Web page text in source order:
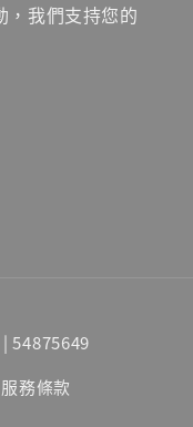
，我們支持您的
54875649
服務條款